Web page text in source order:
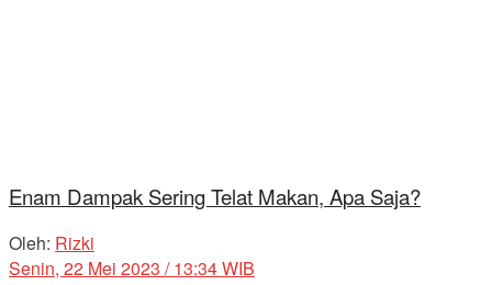
Enam Dampak Sering Telat Makan, Apa Saja?
Oleh: Rizki
Senin, 22 Mei 2023 / 13:34 WIB